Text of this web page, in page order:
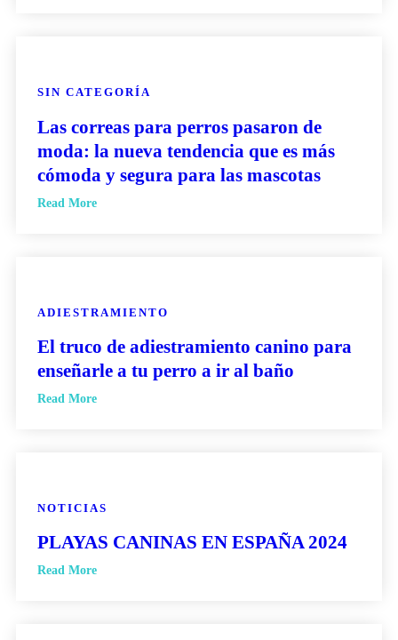
SIN CATEGORÍA
Las correas para perros pasaron de
moda: la nueva tendencia que es más
cómoda y segura para las mascotas
Read More
ADIESTRAMIENTO
El truco de adiestramiento canino para
enseñarle a tu perro a ir al baño
Read More
NOTICIAS
PLAYAS CANINAS EN ESPAÑA 2024
Read More